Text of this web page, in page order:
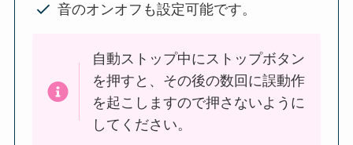
音のオンオフも設定可能です。
自動ストップ中にストップボタン
を押すと、その後の数回に誤動作
を起こしますので押さないように
してください。